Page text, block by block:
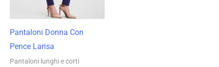
Pantaloni Donna Con
Pence Larisa
Pantaloni lunghi e corti